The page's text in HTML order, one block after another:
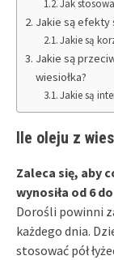
Jak
Jakie są efekty
Jakie są
Jakie są
wiesiołka?
Jakie są
Ile oleju z
Zaleca się, aby
wynosiła od 6
Dorośli powinni
każdego dnia.
stosować pół